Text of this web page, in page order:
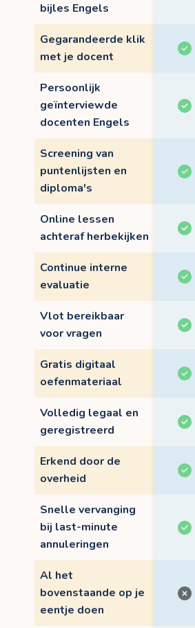
bijles Engels
Gegarandeerde klik
met je docent
Persoonlijk
geïnterviewde
docenten Engels
Screening van
puntenlijsten en
diploma's
Online lessen
achteraf herbekijken
Continue interne
evaluatie
Vlot bereikbaar
voor vragen
Gratis digitaal
oefenmateriaal
Volledig legaal en
geregistreerd
Erkend door de
overheid
Snelle vervanging
bij last-minute
annuleringen
Al het
bovenstaande op je
eentje doen